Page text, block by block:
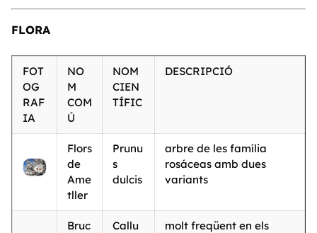
FLORA
FOT
OG
RAF
IA
NO
M
COM
Ú
NOM
CIEN
TÍFIC
DESCRIPCIÓ
Flors
de
Ame
tller
Prunu
s
dulcis
arbre de les família
rosáceas amb dues
variants
Bruc
Callu
molt freqüent en els